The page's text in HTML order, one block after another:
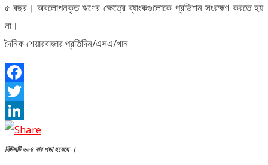
৫ বছর। অবলোপনকৃত ঋণের ক্ষেত্রে ব্যাংকগুলোকে প্রভিশন সংরক্ষণ করতে হয়
না।
দৈনিক শেয়ারবাজার প্রতিদিন/এসএ/খান
Facebook
Twitter
LinkedIn
নিউজটি ৬৮৪ বার পড়া হয়েছে ।